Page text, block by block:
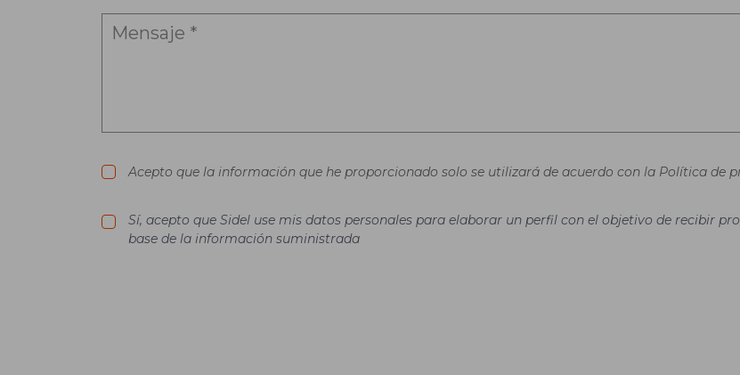
Acepto que la información que he proporcionado solo se utilizará de acuerdo con la Política de
Sí, acepto que Sidel use mis datos personales para elaborar un perfil con el objetivo de recibir
base de la información suministrada